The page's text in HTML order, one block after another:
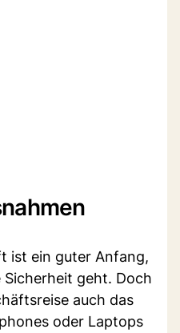
ist ein guter Anfang,
geht. Doch
auch das
oder Laptops